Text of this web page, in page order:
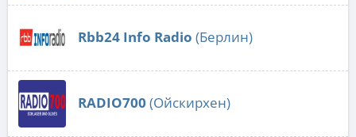
Rbb24 Info Radio (Берлин)
RADIO700 (Ойскирхен)